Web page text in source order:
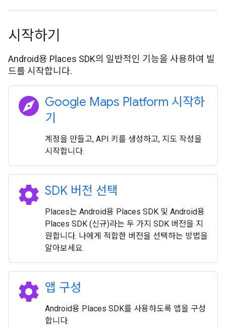
시작하기
Android용 Places SDK의 일반적인 기능을 사용하여 빌
드를 시작합니다.
explore Google Maps Platform 시작하
기
계정을 만들고, API 키를 생성하고, 지도 작성을
시작합니다.
settings SDK 버전 선택
Places는 Android용 Places SDK 및 Android용
Places SDK (신규)라는 두 가지 SDK 버전을 지
원합니다. 나에게 적합한 버전을 선택하는 방법을
알아보세요.
settings 앱 구성
Android용 Places SDK를 사용하도록 앱을 구성
합니다.